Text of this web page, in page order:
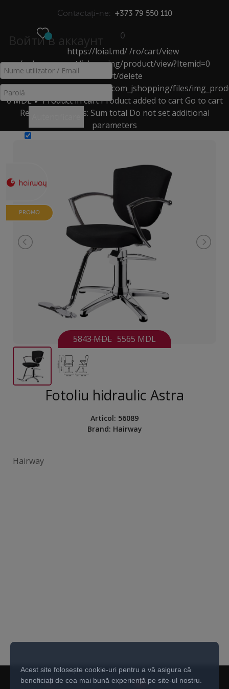
Contactați-ne: +373 79 550 110
Войти в аккаунт
Ţine-mă minte
0
https://loial.md/ /ro/cart/view
/ro/component/jshopping/product/view?Itemid=0
/ro/cart/delete
https://loial.md/components/com_jshopping/files/
0MDL✔ Product in cartProduct added to cart Go to cart
Remove
Products: Sum total Do not set additional
parameters
FOTOLII
Acasă
Fotoliu hidraulic Astra
PROMO
5843 MDL 5565 MDL
Fotoliu hidraulic Astra
Articol: 56089
Brand: Hairway
Hairway
Acest site folosește cookie-uri pentru a vă asigura că
beneficiați de cea mai bună experiență pe site-ul nostru.